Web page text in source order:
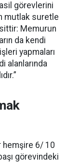
görevlerini
mutlak suretle
Memurun
da kendi
yapmaları
alanlarında
hemşire 6/ 10
görevindeki